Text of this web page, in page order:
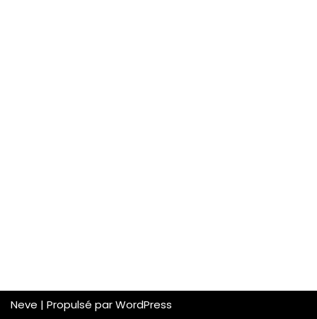
Neve | Propulsé parWordPress